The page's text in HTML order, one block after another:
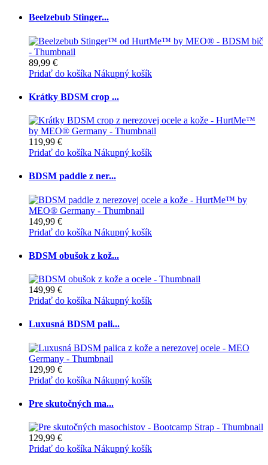
Beelzebub Stinger...
89,99 €
Pridať do košíka Nákupný košík
Krátky BDSM crop ...
119,99 €
Pridať do košíka Nákupný košík
BDSM paddle z ner...
149,99 €
Pridať do košíka Nákupný košík
BDSM obušok z kož...
149,99 €
Pridať do košíka Nákupný košík
Luxusná BDSM pali...
129,99 €
Pridať do košíka Nákupný košík
Pre skutočných ma...
129,99 €
Pridať do košíka Nákupný košík